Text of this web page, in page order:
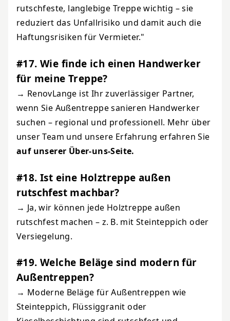
rutschfeste, langlebige Treppe wichtig – sie
reduziert das Unfallrisiko und damit auch die
Haftungsrisiken für Vermieter."
#17. Wie finde ich einen Handwerker
für meine Treppe?
→ RenovLange ist Ihr zuverlässiger Partner,
wenn Sie Außentreppe sanieren Handwerker
suchen – regional und professionell. Mehr über
unser Team und unsere Erfahrung erfahren Sie
auf unserer Über-uns-Seite.
#18. Ist eine Holztreppe außen
rutschfest machbar?
→ Ja, wir können jede Holztreppe außen
rutschfest machen – z. B. mit Steinteppich oder
Versiegelung.
#19. Welche Beläge sind modern für
Außentreppen?
→ Moderne Beläge für Außentreppen wie
Steinteppich, Flüssiggranit oder